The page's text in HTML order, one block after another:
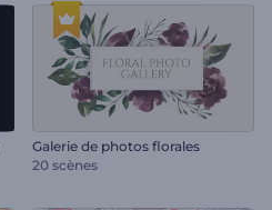
Galerie de photos florales
20 scènes